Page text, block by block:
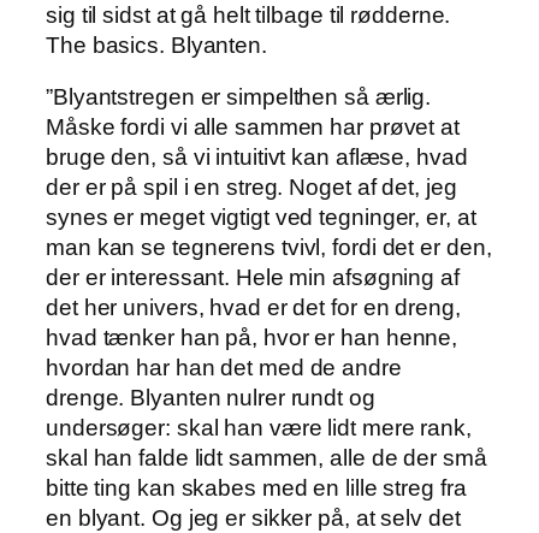
sig til sidst at gå helt tilbage til rødderne.
The basics. Blyanten.
”Blyantstregen er simpelthen så ærlig.
Måske fordi vi alle sammen har prøvet at
bruge den, så vi intuitivt kan aflæse, hvad
der er på spil i en streg. Noget af det, jeg
synes er meget vigtigt ved tegninger, er, at
man kan se tegnerens tvivl, fordi det er den,
der er interessant. Hele min afsøgning af
det her univers, hvad er det for en dreng,
hvad tænker han på, hvor er han henne,
hvordan har han det med de andre
drenge. Blyanten nulrer rundt og
undersøger: skal han være lidt mere rank,
skal han falde lidt sammen, alle de der små
bitte ting kan skabes med en lille streg fra
en blyant. Og jeg er sikker på, at selv det